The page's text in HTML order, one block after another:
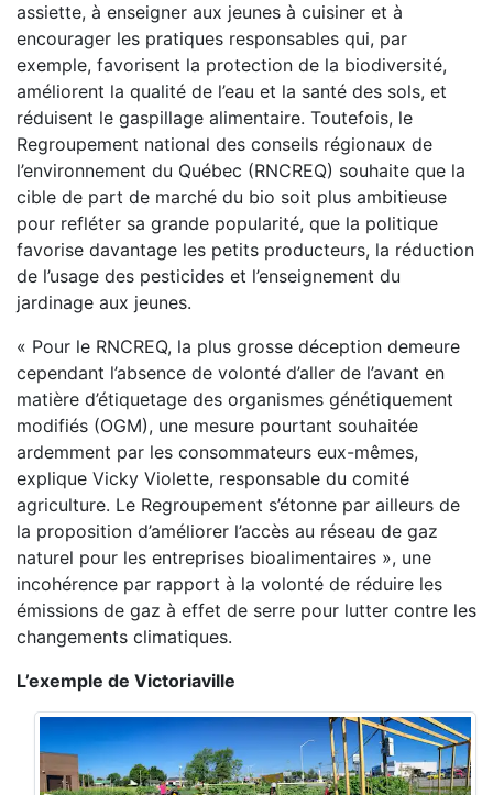
assiette, à enseigner aux jeunes à cuisiner et à
encourager les pratiques responsables qui, par
exemple, favorisent la protection de la biodiversité,
améliorent la qualité de l’eau et la santé des sols, et
réduisent le gaspillage alimentaire. Toutefois, le
Regroupement national des conseils régionaux de
l’environnement du Québec (RNCREQ) souhaite que la
cible de part de marché du bio soit plus ambitieuse
pour refléter sa grande popularité, que la politique
favorise davantage les petits producteurs, la réduction
de l’usage des pesticides et l’enseignement du
jardinage aux jeunes.
« Pour le RNCREQ, la plus grosse déception demeure
cependant l’absence de volonté d’aller de l’avant en
matière d’étiquetage des organismes génétiquement
modifiés (OGM), une mesure pourtant souhaitée
ardemment par les consommateurs eux-mêmes,
explique Vicky Violette, responsable du comité
agriculture. Le Regroupement s’étonne par ailleurs de
la proposition d’améliorer l’accès au réseau de gaz
naturel pour les entreprises bioalimentaires », une
incohérence par rapport à la volonté de réduire les
émissions de gaz à effet de serre pour lutter contre les
changements climatiques.
L’exemple de Victoriaville